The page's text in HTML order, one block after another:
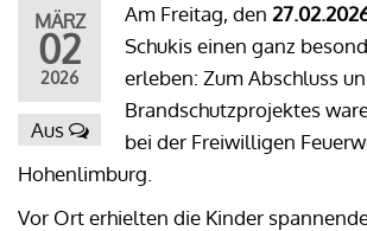
MÄRZ
02
2026
Aus
Am Freitag, den
Schukis einen ganz
erleben: Zum Abschluss
Brandschutzprojektes
bei der Freiwilligen
Hohenlimburg.
Vor Ort erhielten die Kinder